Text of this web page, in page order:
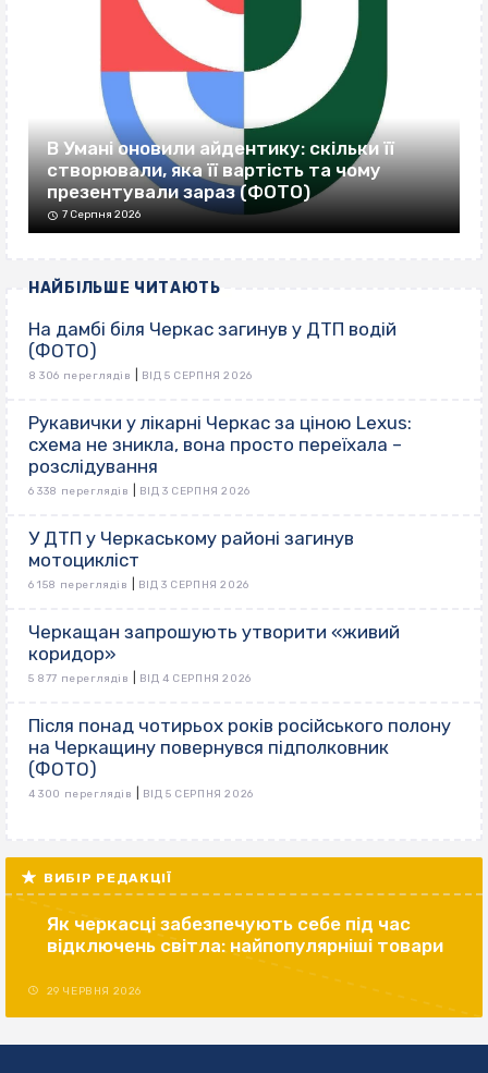
В Умані оновили айдентику: скільки її
створювали, яка її вартість та чому
презентували зараз (ФОТО)
7 Серпня 2026
НАЙБІЛЬШЕ ЧИТАЮТЬ
На дамбі біля Черкас загинув у ДТП водій
(ФОТО)
8 306 переглядів ВІД 5 СЕРПНЯ 2026
Рукавички у лікарні Черкас за ціною Lexus:
схема не зникла, вона просто переїхала –
розслідування
6 338 переглядів ВІД 3 СЕРПНЯ 2026
У ДТП у Черкаському районі загинув
мотоцикліст
6 158 переглядів ВІД 3 СЕРПНЯ 2026
Черкащан запрошують утворити «живий
коридор»
5 877 переглядів ВІД 4 СЕРПНЯ 2026
Після понад чотирьох років російського полону
на Черкащину повернувся підполковник
(ФОТО)
4 300 переглядів ВІД 5 СЕРПНЯ 2026
ВИБІР РЕДАКЦІЇ
Як черкасці забезпечують себе під час
відключень світла: найпопулярніші товари
29 ЧЕРВНЯ 2026